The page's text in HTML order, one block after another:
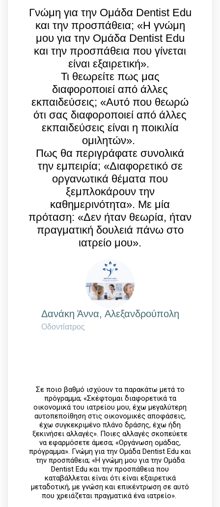
Γνώμη για την Ομάδα Dentist Edu
και την προσπάθεια; «Η γνώμη
μου για την Ομάδα Dentist Edu
και την προσπάθεια που γίνεται
είναι εξαιρετική».
Τι θεωρείτε πως μας
διαφοροποιεί από άλλες
εκπαιδεύσεις; «Αυτό που θεωρώ
ότι σας διαφοροποιεί από άλλες
εκπαιδεύσεις είναι η ποικιλία
ομιλητών».
Πως θα περιγράφατε συνολικά
την εμπειρία; «Διαφορετικό σε
οργανωτικά θέματα που
ξεμπλοκάρουν την
καθημερινότητα». Mε μία
πρόταση: «Δεν ήταν θεωρία, ήταν
πραγματική δουλειά πάνω στο
ιατρείο μου».
Δανάκη Άννα, Αλεξανδρούπολη
Οδοντίατρος
Σε ποιο βαθμό ισχύουν τα παρακάτω μετά το
πρόγραμμα; «Σκέφτομαι διαφορετικά τα
οικονομικά του ιατρείου μου, έχω μεγαλύτερη
αυτοπεποίθηση στις οικονομικές αποφάσεις,
έχω συγκεκριμένο πλάνο δράσης, έχω ήδη
ξεκινήσει αλλαγές». Ποιες αλλαγές σκοπεύετε
να εφαρμόσετε άμεσα; «Οργάνωση ομάδας,
πρόγραμμα». Γνώμη για την Ομάδα Dentist Edu και
την προσπάθεια; «Η γνώμη μου για την Ομάδα
Dentist Edu και την προσπάθεια που
καταβάλλεται είναι ότι είναι εξαιρετικά
μεταδοτική, με γνώση και επικέντρωση σε αυτό
που χρειάζεται πραγματικά ένα ιατρείο».